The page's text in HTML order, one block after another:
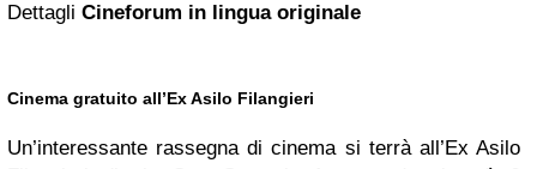
Dettagli Cineforum in lingua originale
Cinema gratuito all’Ex Asilo Filangieri
Un’interessante rassegna di cinema si terrà all’Ex Asilo